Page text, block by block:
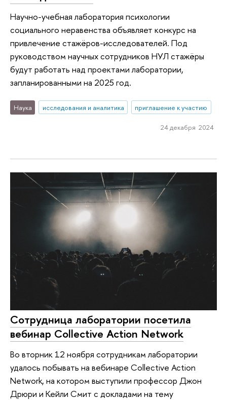
Научно-учебная лаборатория психологии
социального неравенства объявляет конкурс на
привлечение стажёров-исследователей. Под
руководством научных сотрудников НУЛ стажёры
будут работать над проектами лаборатории,
запланированными на 2025 год.
Наука исследования и аналитика приглашение к участию
24 декабря 2024
Сотрудница лаборатории посетила
вебинар Collective Action Network
Во вторник 12 ноября сотрудникам лаборатории
удалось побывать на вебинаре Collective Action
Network, на котором выступили профессор Джон
Дрюри и Кейли Смит с докладами на тему